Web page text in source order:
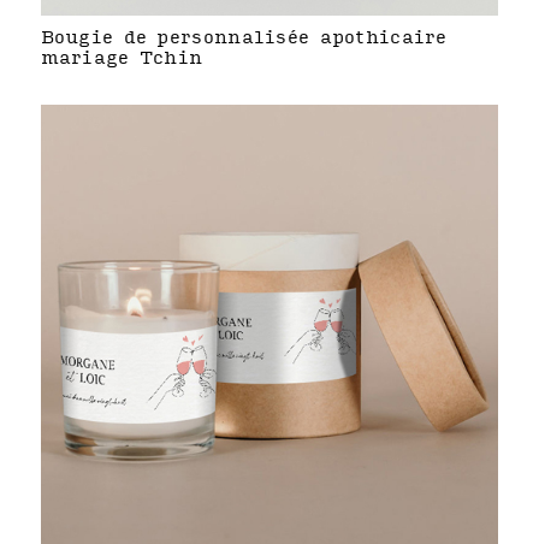
Bougie de personnalisée apothicaire
mariage Tchin